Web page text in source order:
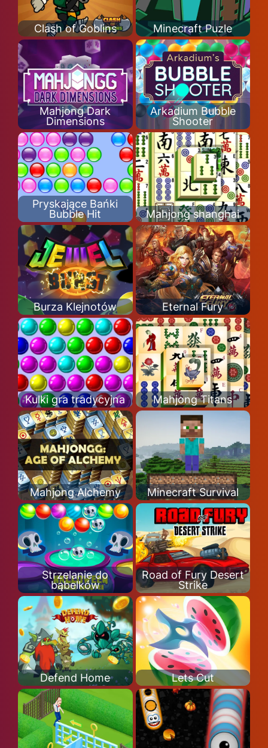
Clash of Goblins Minecraft Puzle
Mahjong Dark
Dimensions
Arkadium Bubble
Shooter
Pryskające Bańki
Bubble Hit
Mahjong shanghai
Burza Klejnotów Eternal Fury
Kulki gra tradycyjna Mahjong Titans
Mahjong Alchemy Minecraft Survival
Strzelanie do
bąbelków
Road of Fury Desert
Strike
Defend Home Lets Cut